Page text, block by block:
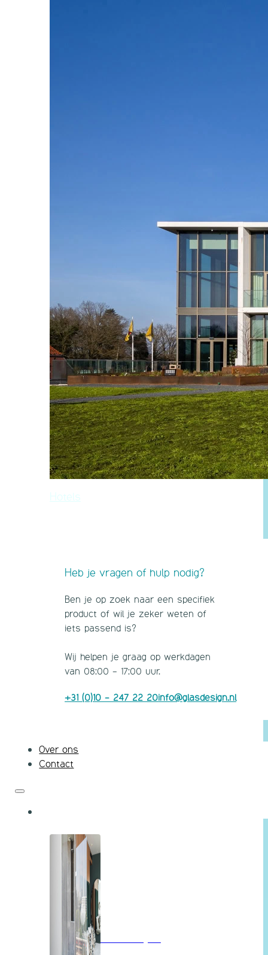
Hotels
Heb je vragen of hulp nodig?
Ben je op zoek naar een specifiek
product of wil je zeker weten of
iets passend is?
Wij helpen je graag op werkdagen
van 08:00 - 17:00 uur.
+31 (0)10 - 247 22 20info@glasdesign.nl
Over ons
Contact